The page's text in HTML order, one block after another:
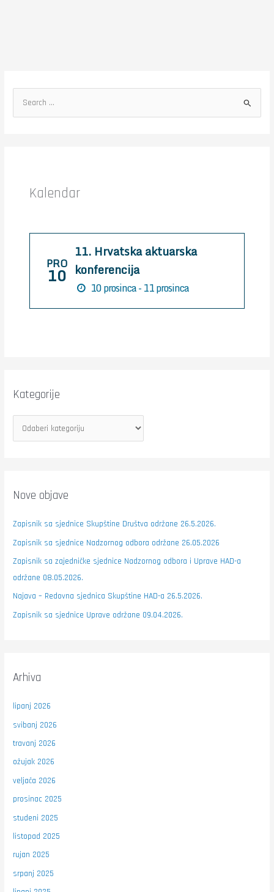
e
Kalendar
PRO
10
11. Hrvatska aktuarska
konferencija
10 prosinca - 11 prosinca
Kategorije
Nove objave
Zapisnik sa sjednice Skupštine Društva održane 26.5.2026.
Zapisnik sa sjednice Nadzornog odbora održane 26.05.2026
Zapisnik sa zajedničke sjednice Nadzornog odbora i Uprave HAD-a
održane 08.05.2026.
Najava – Redovna sjednica Skupštine HAD-a 26.5.2026.
Zapisnik sa sjednice Uprave održane 09.04.2026.
Arhiva
lipanj 2026
svibanj 2026
travanj 2026
ožujak 2026
veljača 2026
prosinac 2025
studeni 2025
listopad 2025
rujan 2025
srpanj 2025